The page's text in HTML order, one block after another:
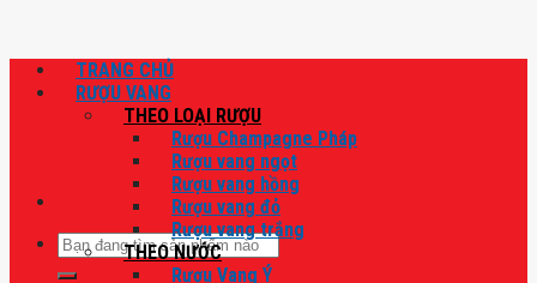
Tìm
kiếm:
TRANG CHỦ
RƯỢU VANG
THEO LOẠI RƯỢU
Rượu Champagne Pháp
Rượu vang ngọt
Rượu vang hồng
Rượu vang đỏ
Rượu vang trắng
THEO NƯỚC
Rượu Vang Ý